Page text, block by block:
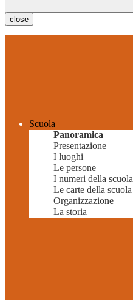
close
Scuola
Panoramica
Presentazione
I luoghi
Le persone
I numeri della scuola
Le carte della scuola
Organizzazione
La storia